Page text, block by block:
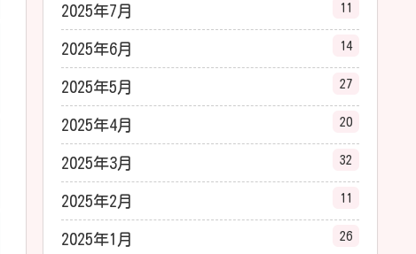
2025年7月 11
2025年6月 14
2025年5月 27
2025年4月 20
2025年3月 32
2025年2月 11
2025年1月 26